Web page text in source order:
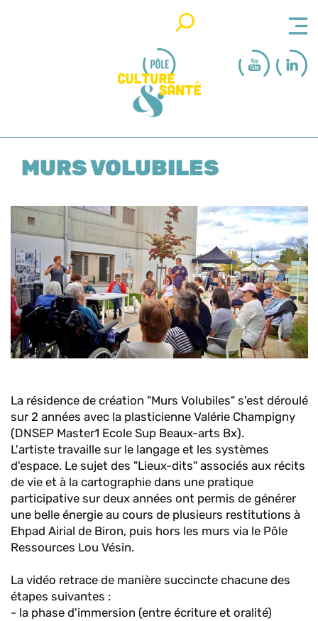
MURS VOLUBILES
La résidence de création "Murs Volubiles" s'est déroulé
sur 2 années avec la plasticienne Valérie Champigny
(DNSEP Master1 Ecole Sup Beaux-arts Bx).
L'artiste travaille sur le langage et les systèmes
d'espace. Le sujet des "Lieux-dits" associés aux récits
de vie et à la cartographie dans une pratique
participative sur deux années ont permis de générer
une belle énergie au cours de plusieurs restitutions à
Ehpad Airial de Biron, puis hors les murs via le Pôle
Ressources Lou Vésin.
La vidéo retrace de manière succincte chacune des
étapes suivantes :
- la phase d'immersion (entre écriture et oralité)